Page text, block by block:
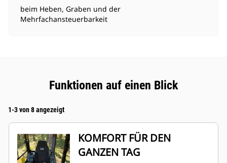
beim Heben, Graben und der
Mehrfachansteuerbarkeit
Funktionen auf einen Blick
1-3 von 8 angezeigt
KOMFORT FÜR DEN
GANZEN TAG